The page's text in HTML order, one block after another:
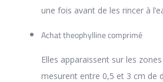
une fois avant de les rincer à
Achat theophylline comprimé
Elles apparaissent sur les
mesurent entre 0,5 et 3 cm de